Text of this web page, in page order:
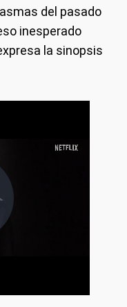
del pasado
inesperado
la sinopsis